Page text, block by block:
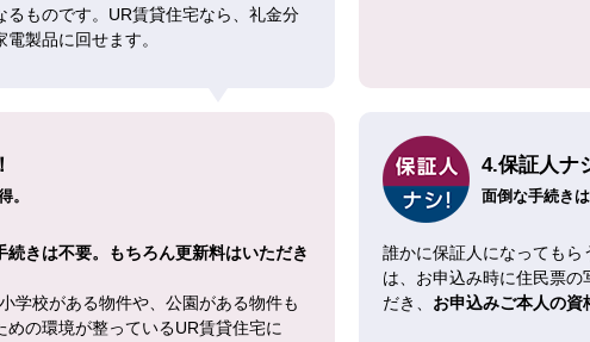
るものです。UR賃貸住宅なら、礼金分
製品に回せます。
。
続きは不要。もちろん更新料はいただき
学校がある物件や、公園がある物件も
の環境が整っているUR賃貸住宅に
4.保証人ナ
面倒な手続き
誰かに保証人になっても
は、お申込み時に住民票
だき、 お申込みご本人の資